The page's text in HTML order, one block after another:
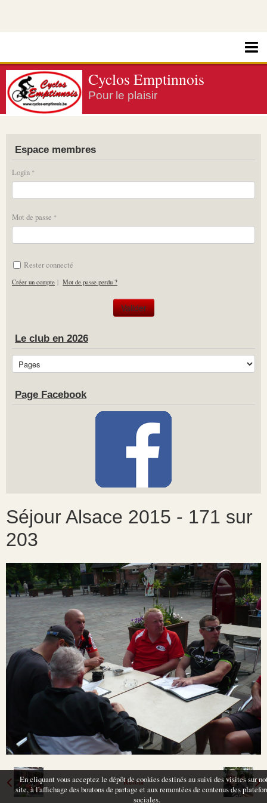
Cyclos Emptinnois
Pour le plaisir
Espace membres
Login
Mot de passe
Rester connecté
Créer un compte | Mot de passe perdu ?
Le club en 2026
Page Facebook
Séjour Alsace 2015 - 171 sur
203
Retour
En cliquant vous acceptez le dépôt de cookies destinés au suivi des visites sur
site, à l'affichage des boutons de partage et aux remontées de contenus des
sociales.